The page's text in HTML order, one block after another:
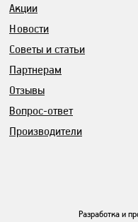
Акции
Новости
Советы и статьи
Партнерам
Отзывы
Вопрос-ответ
Производители
Разработка и